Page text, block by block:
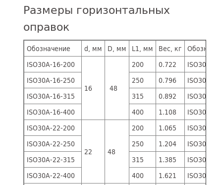
Размеры горизонтальных
оправок
Обозначение d, мм D, мм L1, мм Вес, кг
ISO30A-16-200
16 48
200 0.722
ISO30B-
ISO30A-16-250
250 0.796
ISO30B-
ISO30A-16-315
315 0.892
ISO30B-
ISO30A-16-400
400 1.108
ISO30B-
ISO30A-22-200
22 48
200 1.065
ISO30B-
ISO30A-22-250
250 1.204
ISO30B-
ISO30A-22-315
315 1.385
ISO30B-
ISO30A-22-400
400 1.621
ISO30B-